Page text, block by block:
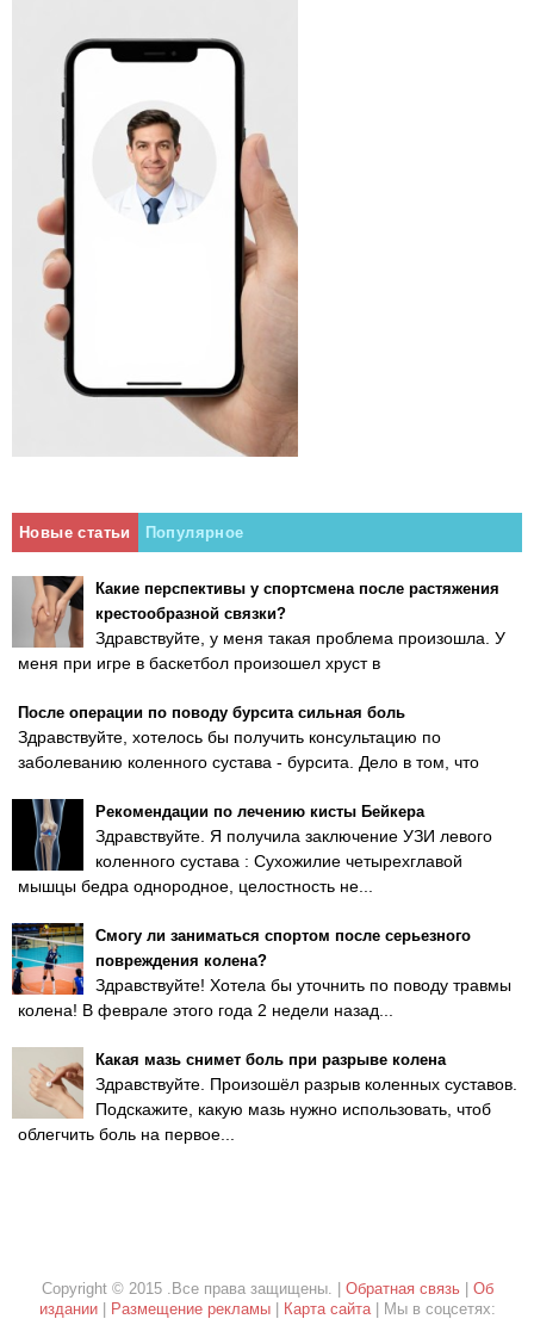
Новые статьи Популярное
Какие перспективы у спортсмена после растяжения
крестообразной связки?
Здравствуйте, у меня такая проблема произошла. У
меня при игре в баскетбол произошел хруст в
После операции по поводу бурсита сильная боль
Здравствуйте, хотелось бы получить консультацию по
заболеванию коленного сустава - бурсита. Дело в том, что
Рекомендации по лечению кисты Бейкера
Здравствуйте. Я получила заключение УЗИ левого
коленного сустава : Сухожилие четырехглавой
мышцы бедра однородное, целостность не...
Смогу ли заниматься спортом после серьезного
повреждения колена?
Здравствуйте! Хотела бы уточнить по поводу травмы
колена! В феврале этого года 2 недели назад...
Какая мазь снимет боль при разрыве колена
Здравствуйте. Произошёл разрыв коленных суставов.
Подскажите, какую мазь нужно использовать, чтоб
облегчить боль на первое...
Copyright © 2015 .Все права защищены. | Обратная связь| Об
издании| Размещение рекламы| Карта сайта| Мы в соцсетях: